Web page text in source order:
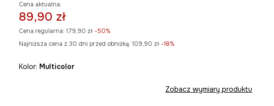
Cena aktualna:
89,90 zł
Cena regularna: 179,90 zł-50%
Najniższa cena z 30 dni przed obniżką: 109,90 zł -18%
Kolor: multicolor
Zobacz wymiary produktu